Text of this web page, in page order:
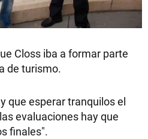
Closs iba a formar parte
de turismo.
que esperar tranquilos el
evaluaciones hay que
finales".